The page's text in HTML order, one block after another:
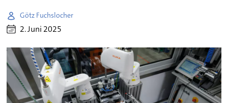
Götz Fuchslocher
2. Juni 2025